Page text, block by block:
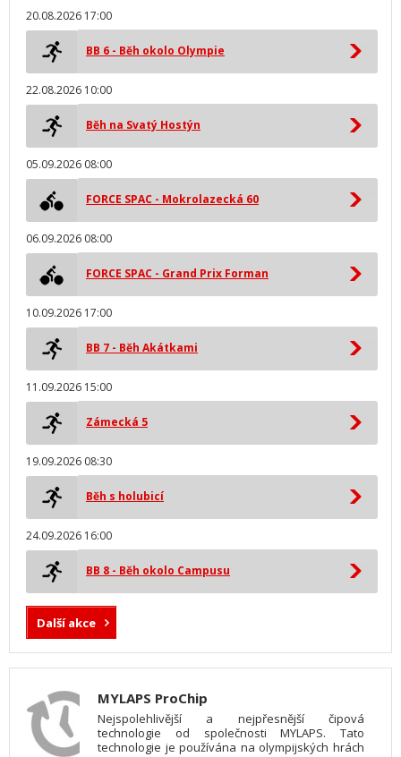
20.08.2026 17:00
BB 6 - Běh okolo Olympie
22.08.2026 10:00
Běh na Svatý Hostýn
05.09.2026 08:00
FORCE SPAC - Mokrolazecká 60
06.09.2026 08:00
FORCE SPAC - Grand Prix Forman
10.09.2026 17:00
BB 7 - Běh Akátkami
11.09.2026 15:00
Zámecká 5
19.09.2026 08:30
Běh s holubicí
24.09.2026 16:00
BB 8 - Běh okolo Campusu
Další akce
MYLAPS ProChip
Nejspolehlivější a nejpřesnější čipová
technologie od společnosti MYLAPS. Tato
technologie je používána na olympijských hrách